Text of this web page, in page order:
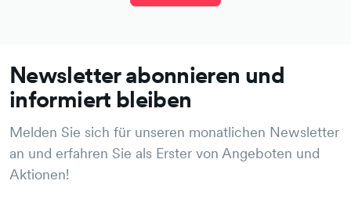
Newsletter abonnieren und
informiert bleiben
Melden Sie sich für unseren monatlichen Newsletter
an und erfahren Sie als Erster von Angeboten und
Aktionen!